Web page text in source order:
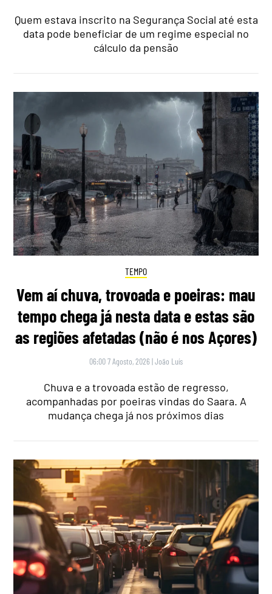
Quem estava inscrito na Segurança Social até esta
data pode beneficiar de um regime especial no
cálculo da pensão
TEMPO
Vem aí chuva, trovoada e poeiras: mau
tempo chega já nesta data e estas são
as regiões afetadas (não é nos Açores)
06:00 7 Agosto, 2026 |João Luís
Chuva e a trovoada estão de regresso,
acompanhadas por poeiras vindas do Saara. A
mudança chega já nos próximos dias